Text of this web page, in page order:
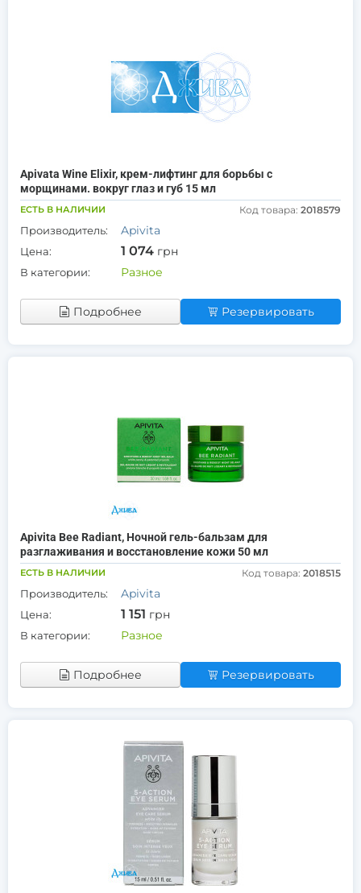
Apivata Wine Elixir, крем-лифтинг для борьбы с
морщинами. вокруг глаз и губ 15 мл
ЕСТЬ В НАЛИЧИИ Код товара: 2018579
Производитель: Apivita
Цена: 1 074 грн
В категории: Разное
Подробнее Резервировать
Apivita Bee Radiant, Ночной гель-бальзам для
разглаживания и восстановление кожи 50 мл
ЕСТЬ В НАЛИЧИИ Код товара: 2018515
Производитель: Apivita
Цена: 1 151 грн
В категории: Разное
Подробнее Резервировать